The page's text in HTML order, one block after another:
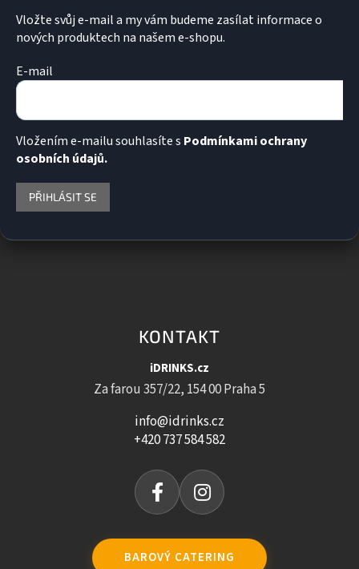
Vložte svůj e-mail a my vám budeme zasílat informace o
nových produktech na našem e-shopu.
E-mail
Vložením e-mailu souhlasíte s Podmínkami ochrany
osobních údajů.
PŘIHLÁSIT SE
KONTAKT
iDRINKS.cz
Za farou 357/22, 154 00 Praha 5
info@idrinks.cz
+420 737 584 582
BAROVÝ CATERING